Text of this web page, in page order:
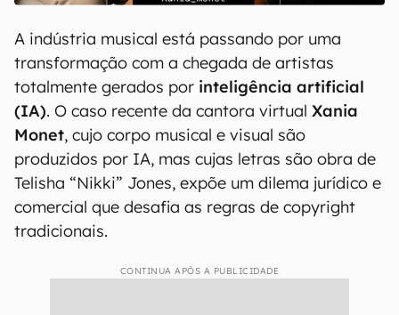
A indústria musical está passando por uma
transformação com a chegada de artistas
totalmente gerados por inteligência artificial
(IA). O caso recente da cantora virtual Xania
Monet, cujo corpo musical e visual são
produzidos por IA, mas cujas letras são obra de
Telisha “Nikki” Jones, expõe um dilema jurídico e
comercial que desafia as regras de copyright
tradicionais.
CONTINUA APÓS A PUBLICIDADE